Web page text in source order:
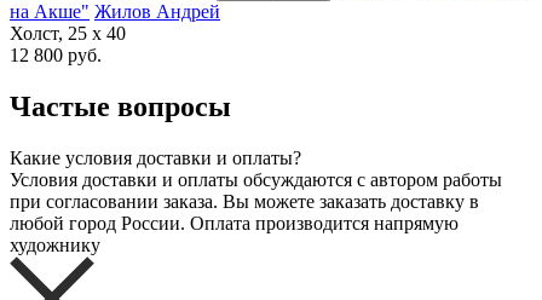
на Акше" Жилов Андрей
Холст, 25 x 40
12 800 руб.
Частые вопросы
Какие условия доставки и оплаты?
Условия доставки и оплаты обсуждаются с автором работы
при согласовании заказа. Вы можете заказать доставку в
любой город России. Оплата производится напрямую
художнику